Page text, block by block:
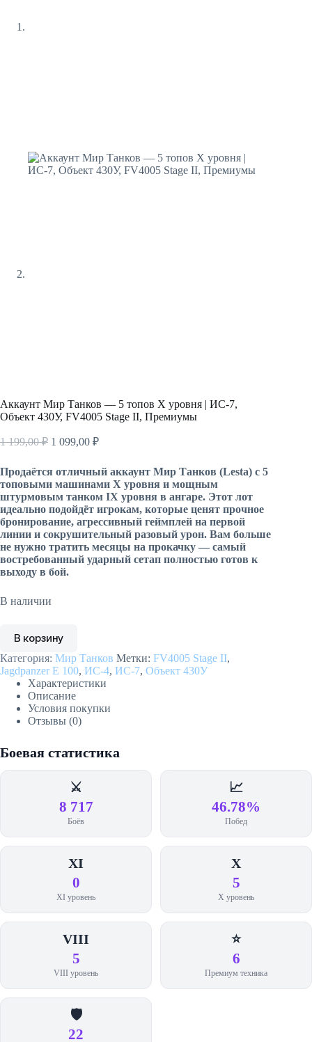
Аккаунт Мир Танков — 5 топов X уровня | ИС-7,
Объект 430У, FV4005 Stage II, Премиумы
1 199,00₽ Первоначальная
1
199,00 ₽.
1 099,00 ₽Текущая
099,00 ₽.
Продаётся отличный аккаунт Мир Танков (Lesta) с 5
топовыми машинами X уровня и мощным
штурмовым танком IX уровня в ангаре. Этот лот
идеально подойдёт игрокам, которые ценят прочное
бронирование, агрессивный геймплей на первой
линии и сокрушительный разовый урон. Вам больше
не нужно тратить месяцы на прокачку — самый
востребованный ударный сетап полностью готов к
выходу в бой.
В наличии
В корзину
Категория: Мир Танков Метки: FV4005 Stage II,
Jagdpanzer E 100, ИС-4, ИС-7, Объект 430У
Характеристики
Описание
Условия покупки
Отзывы (0)
Боевая статистика
⚔️
8 717
Боёв
📈
46.78%
Побед
XI
0
XI уровень
X
5
X уровень
VIII
5
VIII уровень
⭐
6
Премиум техника
🛡️
22